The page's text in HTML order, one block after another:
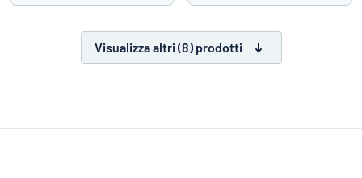
Visualizza altri (8) prodotti